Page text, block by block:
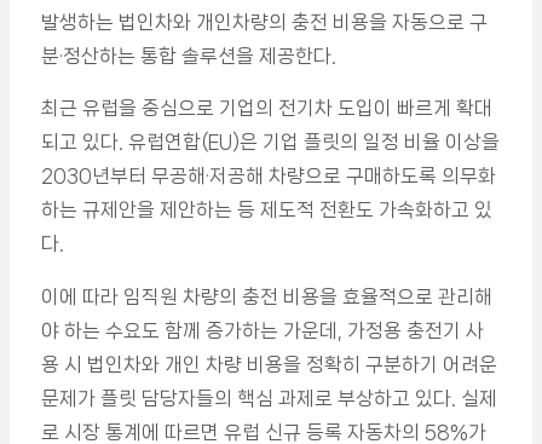
발생하는 법인차와 개인차량의 충전 비용을 자동으로 구
분·정산하는 통합 솔루션을 제공한다.
최근 유럽을 중심으로 기업의 전기차 도입이 빠르게 확대
되고 있다. 유럽연합(EU)은 기업 플릿의 일정 비율 이상을
2030년부터 무공해·저공해 차량으로 구매하도록 의무화
하는 규제안을 제안하는 등 제도적 전환도 가속화하고 있
다.
이에 따라 임직원 차량의 충전 비용을 효율적으로 관리해
야 하는 수요도 함께 증가하는 가운데, 가정용 충전기 사
용 시 법인차와 개인 차량 비용을 정확히 구분하기 어려운
문제가 플릿 담당자들의 핵심 과제로 부상하고 있다. 실제
로 시장 통계에 따르면 유럽 신규 등록 자동차의 58%가